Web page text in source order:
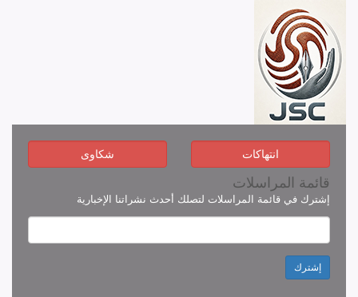
انتهاكات شكاوى
قائمة المراسلات
إشترك في قائمة المراسلات لتصلك أحدث نشراتنا الإخبارية
إشترك